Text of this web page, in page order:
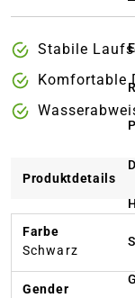
Stabile
Komfortable
Produktdetails
Farbe
Schwarz
Gender